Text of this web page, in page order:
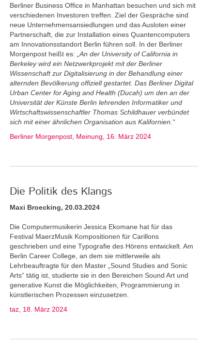
Berliner Business Office in Manhattan besuchen und sich mit
verschiedenen Investoren treffen. Ziel der Gespräche sind
neue Unternehmensansiedlungen und das Ausloten einer
Partnerschaft, die zur Installation eines Quantencomputers
am Innovationsstandort Berlin führen soll. In der Berliner
Morgenpost heißt es:
„An der University of California in
Berkeley wird ein Netzwerkprojekt mit der Berliner
Wissenschaft zur Digitalisierung in der Behandlung einer
alternden Bevölkerung offiziell gestartet. Das Berliner Digital
Urban Center for Aging and Health (Ducah) um den an der
Universität der Künste Berlin lehrenden Informatiker und
Wirtschaftswissenschaftler Thomas Schildhauer verbündet
sich mit einer ähnlichen Organisation aus Kalifornien.“
Berliner Morgenpost, Meinung, 16. März 2024
Die Politik des Klangs
Maxi Broecking, 20.03.2024
Die Computermusikerin Jessica Ekomane hat für das
Festival MaerzMusik Kompositionen für Carillons
geschrieben und eine Typografie des Hörens entwickelt. Am
Berlin Career College, an dem sie mittlerweile als
Lehrbeauftragte für den Master „Sound Studies and Sonic
Arts“ tätig ist, studierte sie in den Bereichen Sound Art und
generative Kunst die Möglichkeiten, Programmierung in
künstlerischen Prozessen einzusetzen.
taz, 18. März 2024